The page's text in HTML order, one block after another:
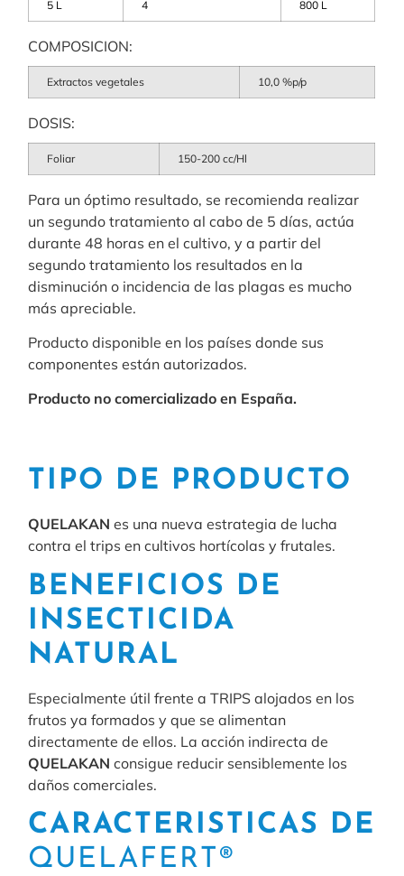
5 L 4 800 L
COMPOSICION:
Extractos vegetales 10,0 %p/p
DOSIS:
Foliar 150-200 cc/Hl
Para un óptimo resultado, se recomienda realizar
un segundo tratamiento al cabo de 5 días, actúa
durante 48 horas en el cultivo, y a partir del
segundo tratamiento los resultados en la
disminución o incidencia de las plagas es mucho
más apreciable.
Producto disponible en los países donde sus
componentes están autorizados.
Producto no comercializado en España.
TIPO DE PRODUCTO
QUELAKAN es una nueva estrategia de lucha
contra el trips en cultivos hortícolas y frutales.
BENEFICIOS DE
INSECTICIDA
NATURAL
Especialmente útil frente a TRIPS alojados en los
frutos ya formados y que se alimentan
directamente de ellos. La acción indirecta de
QUELAKAN consigue reducir sensiblemente los
daños comerciales.
CARACTERISTICAS DE
QUELAFERT®